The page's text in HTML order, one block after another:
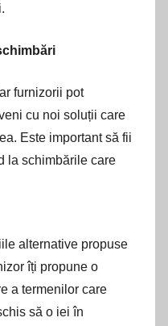
furnizorii pot
cu noi soluții care
Este important să fii
la schimbările care
alternative propuse
îți propune o
a termenilor care
să o iei în